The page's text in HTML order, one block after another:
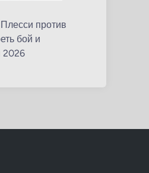
против
бой и
2026